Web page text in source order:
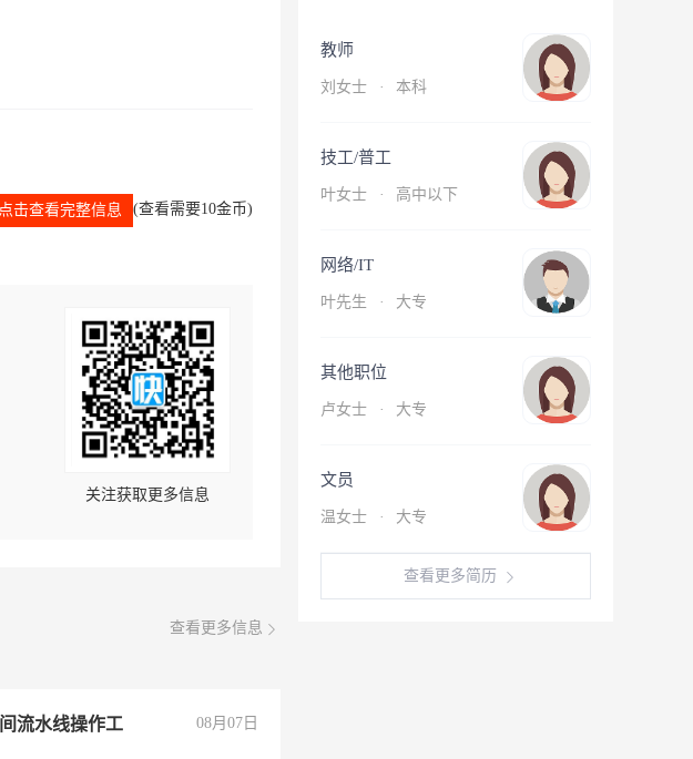
点击查看完整信息 (查看需要10金币)
关注获取更多信息
查看更多信息
流水线操作工 08月07日
教师
刘女士 · 本科
技工/普工
叶女士 · 高中以下
网络/IT
叶先生 · 大专
其他职位
卢女士 · 大专
文员
温女士 · 大专
查看更多简历